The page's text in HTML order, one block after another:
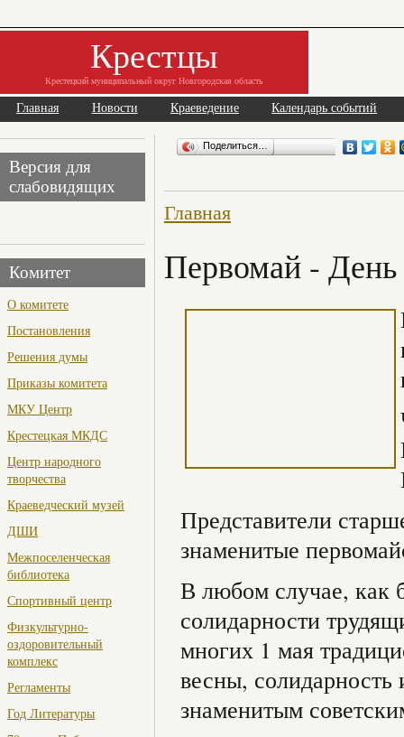
Крестцы
Крестецкий муниципальный округ Новгородская область
Главная Новости Краеведение Календарь событий
Версия для
слабовидящих
Комитет
О комитете
Постановления
Решения думы
Приказы комитета
МКУ Центр
Крестецкая МКДС
Центр народного
творчества
Краеведческий музей
ДШИ
Межпоселенческая
библиотека
Спортивный центр
Физкультурно-
оздоровительный
комплекс
Регламенты
Год Литературы
Поделиться…
Главная
Первомай -
Представители
знаменитые
В любом случае, как
солидарности
многих 1 мая
весны, солидарность
знаменитым